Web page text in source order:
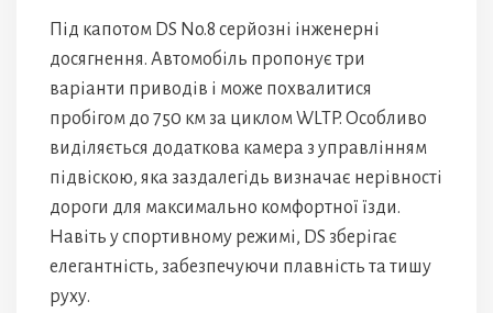
Під капотом DS No.8 серйозні інженерні
досягнення. Автомобіль пропонує три
варіанти приводів і може похвалитися
пробігом до 750 км за циклом WLTP. Особливо
виділяється додаткова камера з управлінням
підвіскою, яка заздалегідь визначає нерівності
дороги для максимально комфортної їзди.
Навіть у спортивному режимі, DS зберігає
елегантність, забезпечуючи плавність та тишу
руху.